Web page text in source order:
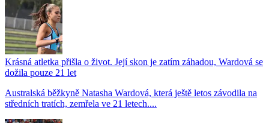
Krásná atletka přišla o život. Její skon je zatím záhadou, Wardová se
dožila pouze 21 let
Australská běžkyně Natasha Wardová, která ještě letos závodila na
středních tratích, zemřela ve 21 letech....